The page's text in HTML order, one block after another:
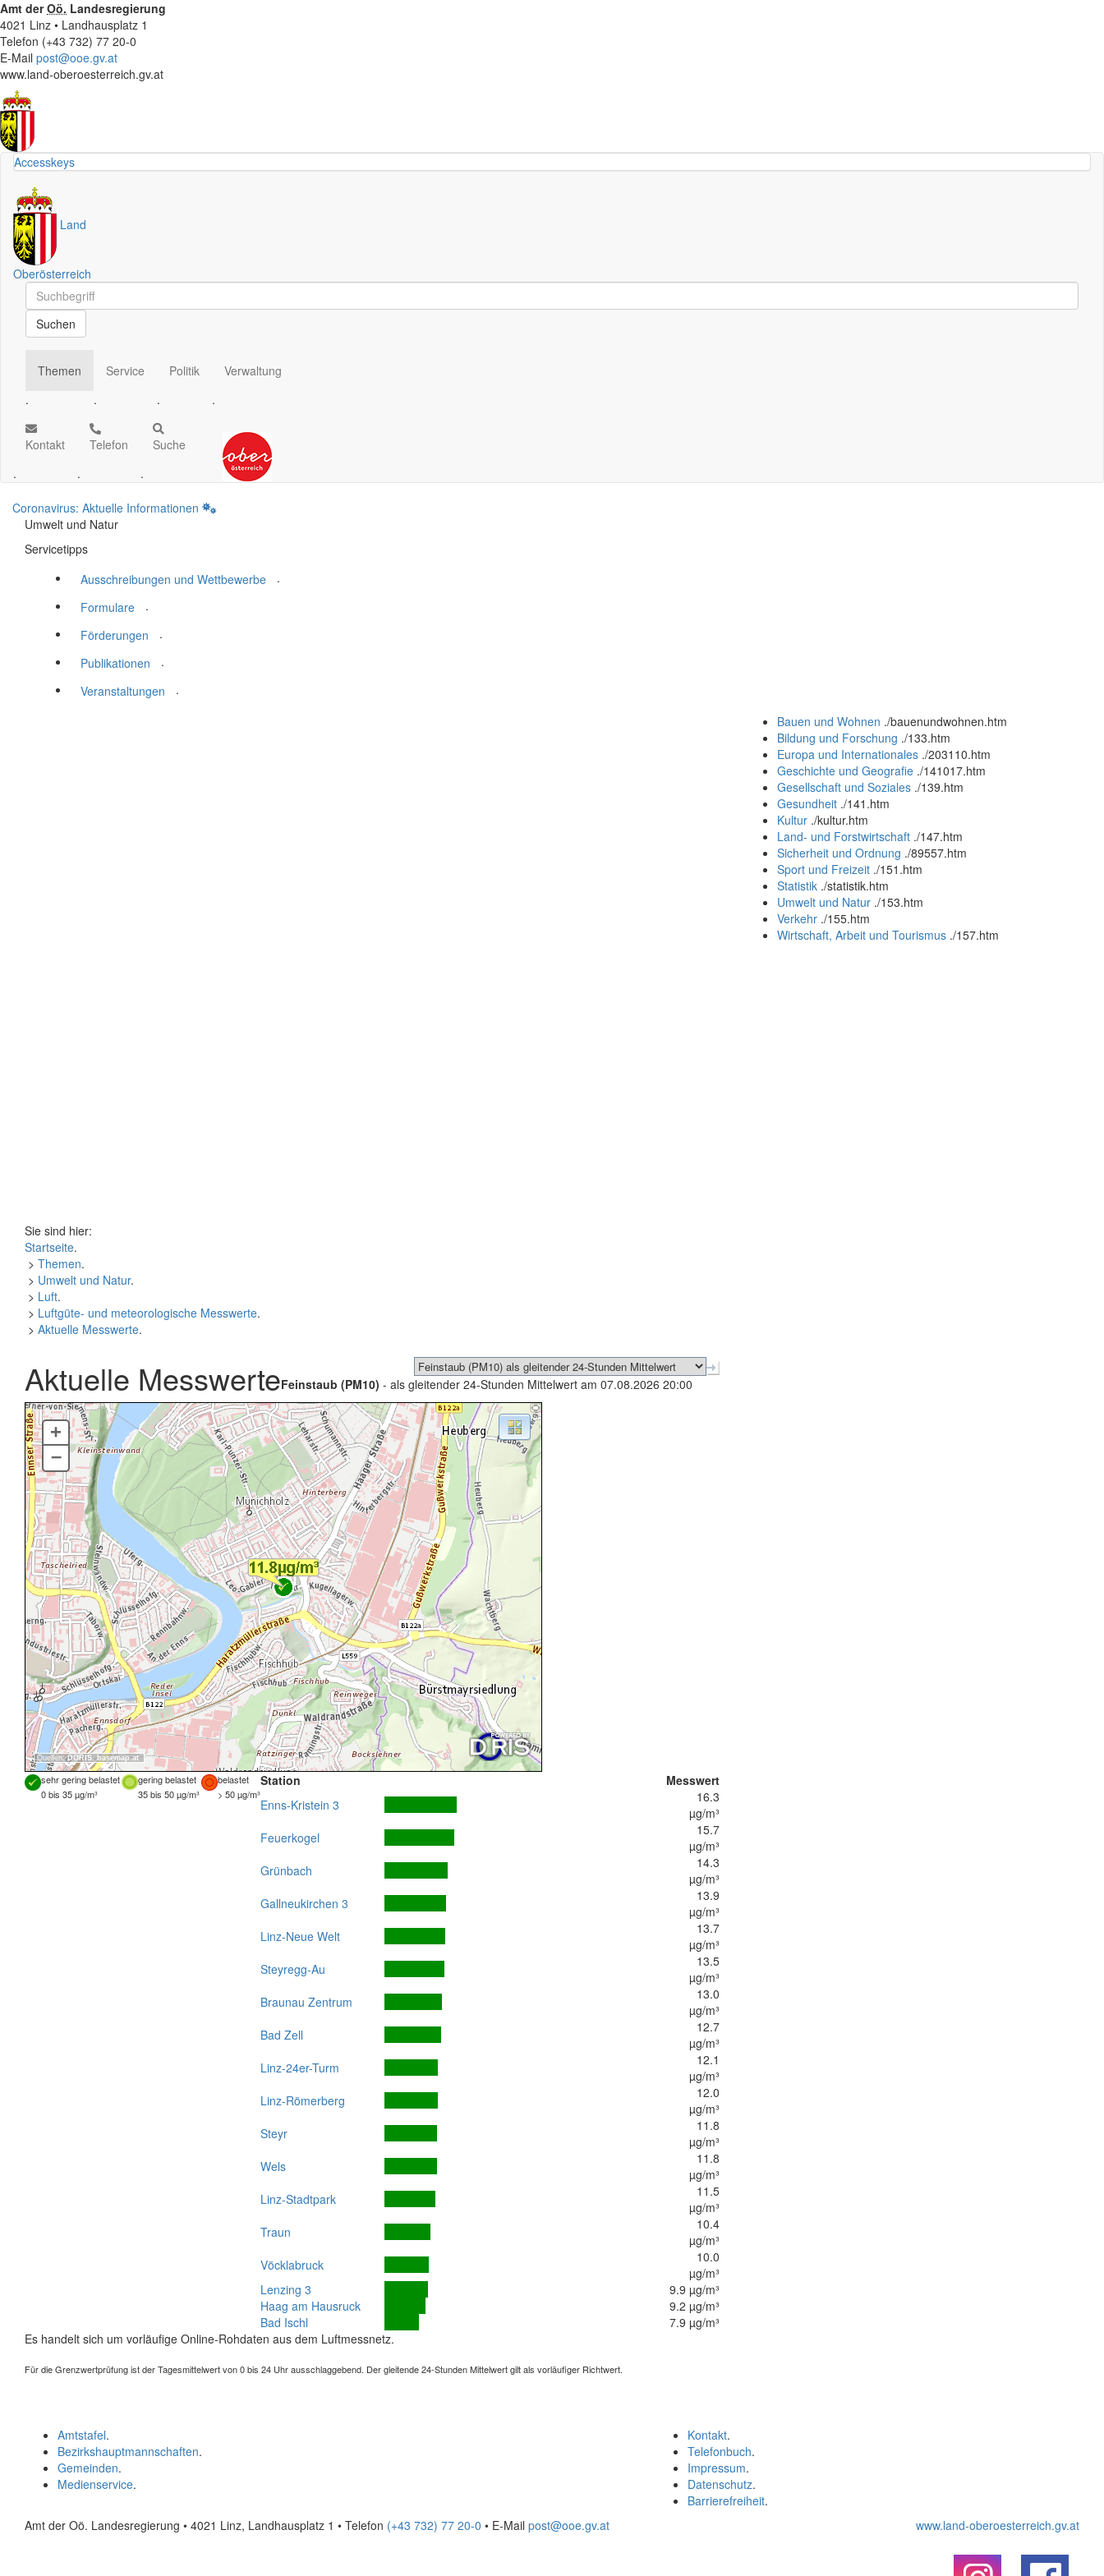
Amt derOö. Landesregierung
4021 Linz • Landhausplatz 1
Telefon (+43 732) 77 20-0
E-Mail post@ooe.gv.at
www.land-oberoesterreich.gv.at
Accesskeys
Land
Oberösterreich
Schnellsuche
Schnellsuche
Suchen
Themen
.
Service
.
Politik
.
Verwaltung
.
Kontakt
.
Telefon
.
Suche
.
Coronavirus: Aktuelle Informationen
Umwelt und Natur
Servicetipps
Ausschreibungen und Wettbewerbe
.
Formulare
.
Förderungen
.
Publikationen
.
Veranstaltungen
.
Bauen und Wohnen ./bauenundwohnen.htm
Bildung und Forschung ./133.htm
Europa und Internationales ./203110.htm
Geschichte und Geografie ./141017.htm
Gesellschaft und Soziales ./139.htm
Gesundheit ./141.htm
Kultur ./kultur.htm
Land- und Forstwirtschaft ./147.htm
Sicherheit und Ordnung ./89557.htm
Sport und Freizeit ./151.htm
Statistik ./statistik.htm
Umwelt und Natur ./153.htm
Verkehr ./155.htm
Wirtschaft, Arbeit und Tourismus ./157.htm
Sie sind hier:
Startseite.
> Themen.
> Umwelt und Natur.
> Luft.
> Luftgüte- und meteorologische Messwerte.
> Aktuelle Messwerte.
Aktuelle MesswerteFeinstaub (PM10) - als gleitender 24-Stunden Mittelwert am 07.08.2026 20:00
Quellen:DORIS, basemap.at
+
–
sehr gering belastet gering belastet
belastet
0 bis 35 µg/m³
35 bis 50 µg/m³ > 50 µg/m³
Station
Messwert
Enns-Kristein 3
16.3
µg/m³
Feuerkogel
15.7
µg/m³
Grünbach
14.3
µg/m³
Gallneukirchen 3
13.9
µg/m³
Linz-Neue Welt
13.7
µg/m³
Steyregg-Au
13.5
µg/m³
Braunau Zentrum
13.0
µg/m³
Bad Zell
12.7
µg/m³
Linz-24er-Turm
12.1
µg/m³
Linz-Römerberg
12.0
µg/m³
Steyr
11.8
µg/m³
Wels
11.8
µg/m³
Linz-Stadtpark
11.5
µg/m³
Traun
10.4
µg/m³
Vöcklabruck
10.0
µg/m³
Lenzing 3
9.9 µg/m³
Haag am Hausruck
9.2 µg/m³
Bad Ischl
7.9 µg/m³
Es handelt sich um vorläufige Online-Rohdaten aus dem Luftmessnetz.
Für die Grenzwertprüfung ist der Tagesmittelwert von 0 bis 24 Uhr ausschlaggebend. Der gleitende 24-Stunden Mittelwert gilt als vorläufiger Richtwert.
Kontakt.
Telefonbuch.
Impressum.
Datenschutz.
Barrierefreiheit.
Amtstafel.
Bezirkshauptmannschaften.
Gemeinden.
Medienservice.
Amt der Oö. Landesregierung • 4021 Linz, Landhausplatz 1 • Telefon (+43 732) 77 20-0 • E-Mail post@ooe.gv.at www.land-oberoesterreich.gv.at